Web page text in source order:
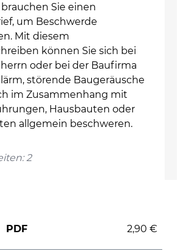
Sie einen
um Beschwerde
Mit diesem
können Sie sich bei
oder bei der Baufirma
störende Baugeräusche
im Zusammenhang mit
Hausbauten oder
allgemein beschweren.
2
PDF 2,90 €